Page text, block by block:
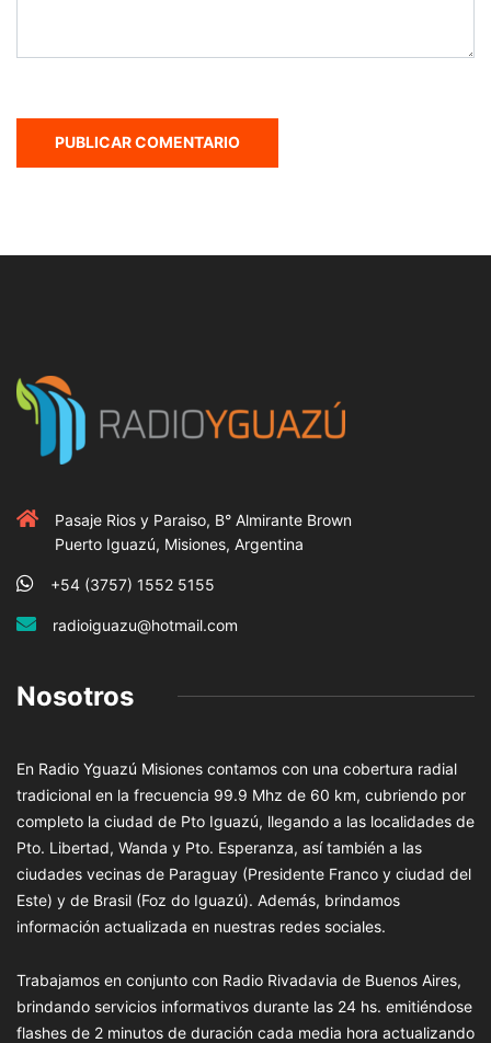
Pasaje Rios y Paraiso, B° Almirante Brown
Puerto Iguazú, Misiones, Argentina
+54 (3757) 1552 5155
radioiguazu@hotmail.com
Nosotros
En Radio Yguazú Misiones contamos con una cobertura radial
tradicional en la frecuencia 99.9 Mhz de 60 km, cubriendo por
completo la ciudad de Pto Iguazú, llegando a las localidades de
Pto. Libertad, Wanda y Pto. Esperanza, así también a las
ciudades vecinas de Paraguay (Presidente Franco y ciudad del
Este) y de Brasil (Foz do Iguazú). Además, brindamos
información actualizada en nuestras redes sociales.
Trabajamos en conjunto con Radio Rivadavia de Buenos Aires,
brindando servicios informativos durante las 24 hs. emitiéndose
flashes de 2 minutos de duración cada media hora actualizando